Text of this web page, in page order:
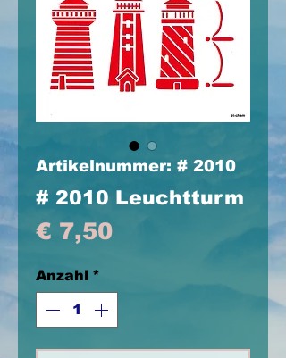
Artikelnummer: # 2010
# 2010 Leuchtturm
€ 7,50Preis
Anzahl *